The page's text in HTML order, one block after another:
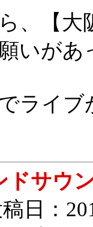
、【
いがあ
ライ
ドサウ
日：